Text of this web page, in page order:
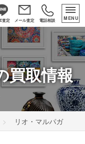
査定 メール査定 電話相談 MENU
買取情報
リオ・マルパガ